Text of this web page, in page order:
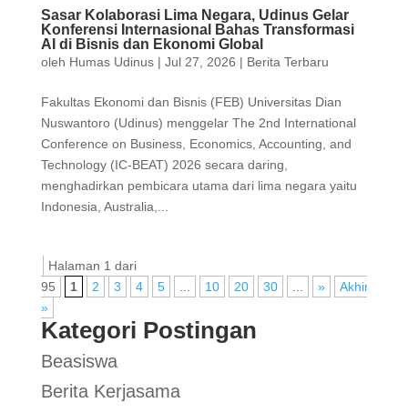
Sasar Kolaborasi Lima Negara, Udinus Gelar
Konferensi Internasional Bahas Transformasi
AI di Bisnis dan Ekonomi Global
oleh Humas Udinus| Jul 27, 2026 | Berita Terbaru
Fakultas Ekonomi dan Bisnis (FEB) Universitas Dian
Nuswantoro (Udinus) menggelar The 2nd International
Conference on Business, Economics, Accounting, and
Technology (IC-BEAT) 2026 secara daring,
menghadirkan pembicara utama dari lima negara yaitu
Indonesia, Australia,...
Halaman 1 dari
95
1 2 3 4 5 10 20 30 »
Akhir
»
Kategori Postingan
Beasiswa
Berita Kerjasama